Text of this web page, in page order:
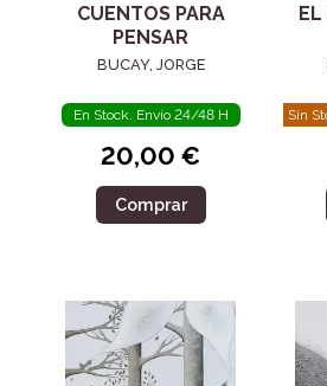
CUENTOS PARA
PENSAR
BUCAY, JORGE
En Stock. Envío 24/48 H
20,00 €
Comprar
EL
Sin